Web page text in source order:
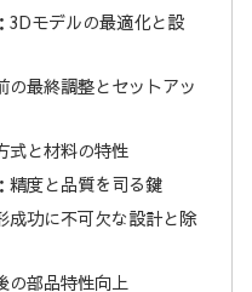
3Dモデルの最適化と設
最終調整とセットアッ
式と材料の特性
精度と品質を司る鍵
成功に不可欠な設計と除
の部品特性向上